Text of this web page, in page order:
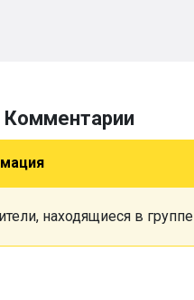
Комментарии
находящиеся в группе